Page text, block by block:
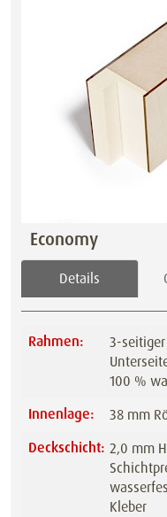
Economy
Details
Rahmen:
3-
100 %
Innenlage:
38 mm
Deckschicht: 2,0 mm
Kleber